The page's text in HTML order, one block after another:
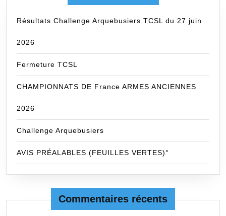
Résultats Challenge Arquebusiers TCSL du 27 juin
2026
Fermeture TCSL
CHAMPIONNATS DE France ARMES ANCIENNES
2026
Challenge Arquebusiers
AVIS PRÉALABLES (FEUILLES VERTES)°
Commentaires récents